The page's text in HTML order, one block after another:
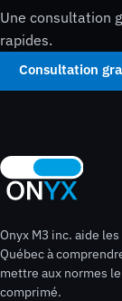
Une consultation
rapides.
Consultation
Onyx M3 inc. aide
Québec à
mettre aux normes
comprimé.